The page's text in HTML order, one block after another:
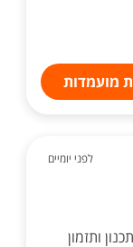
מועמדות
לפני יומיים
ותזמון